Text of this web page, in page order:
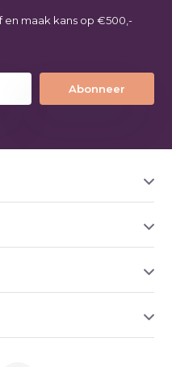
en maak kans op €500,-
Abonneer